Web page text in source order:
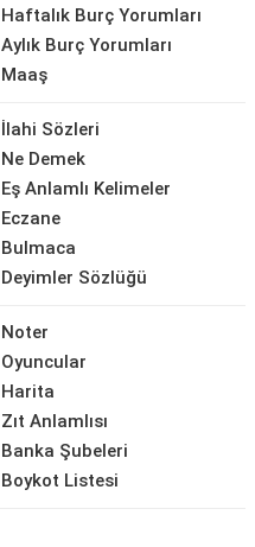
Haftalık Burç Yorumları
Aylık Burç Yorumları
Maaş
İlahi Sözleri
Ne Demek
Eş Anlamlı Kelimeler
Eczane
Bulmaca
Deyimler Sözlüğü
Noter
Oyuncular
Harita
Zıt Anlamlısı
Banka Şubeleri
Boykot Listesi